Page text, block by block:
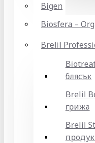
Bigen
Biosfera –
Brelil
блясък
Brelil
грижа
Brelil